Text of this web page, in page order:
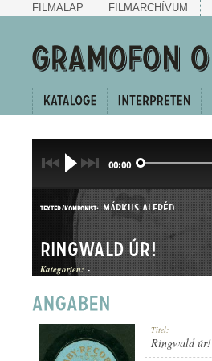
FILMALAP FILMARCHÍVUM
00:00
TEXTER/KOMPONIST: MÁRKUS ALFRÉD
KUPLÉ
Ringwald úr!
Kategorien: -
Titel:
Ringwald úr!